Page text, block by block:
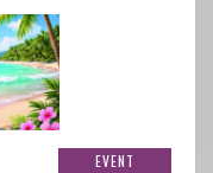
EVENT